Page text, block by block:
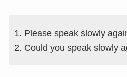
Please speak slowly
Could you speak slowly